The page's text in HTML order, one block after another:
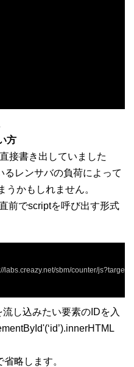
方
接書き出していました
レンサバの負荷によって
うかもしれません。
前でscriptを呼び出す形式
labs.creazy.net/sbm/counter/
し込みたい要素のIDを入
略します。